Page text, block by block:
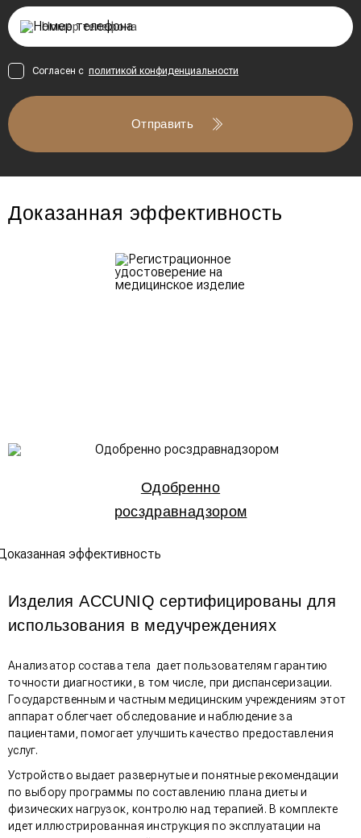
Отправить
Согласен с политикой конфиденциальности
Доказанная эффективность
Одобренно
росздравнадзором
Изделия ACCUNIQ сертифицированы для
использования в медучреждениях
Анализатор состава тела дает пользователям гарантию
точности диагностики, в том числе, при диспансеризации.
Государственным и частным медицинским учреждениям этот
аппарат облегчает обследование и наблюдение за
пациентами, помогает улучшить качество предоставления
услуг.
Устройство выдает развернутые и понятные рекомендации
по выбору программы по составлению плана диеты и
физических нагрузок, контролю над терапией. В комплекте
идет иллюстрированная инструкция по эксплуатации на